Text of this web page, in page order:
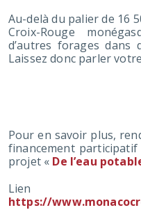
Au-delà du palier de 16
Croix-Rouge
d’autres forages dans
Laissez donc parler
Pour en savoir plus,
financement participatif
projet « De l’eau
Lien
https://